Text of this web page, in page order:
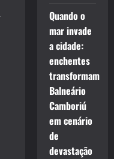
Quando o
mar invade
a cidade:
enchentes
transformam
Balneário
Camboriú
em cenário
de
devastação